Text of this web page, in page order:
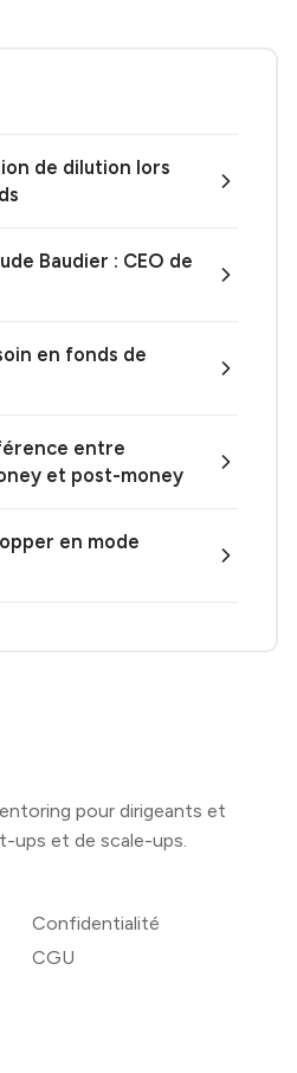
de dilution lors
Baudier : CEO de
en fonds de
entre
et post-money
en mode
pour dirigeants et
ups et de scale-ups.
Confidentialité
CGU